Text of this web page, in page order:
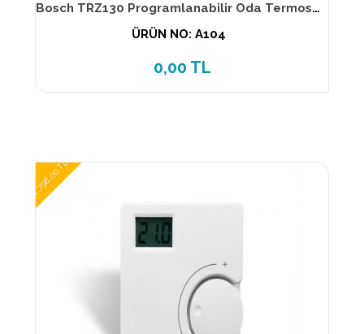
Bosch TRZ130 Programlanabilir Oda Termostatı
ÜRÜN NO: A104
0,00 TL
1.798,00 TL